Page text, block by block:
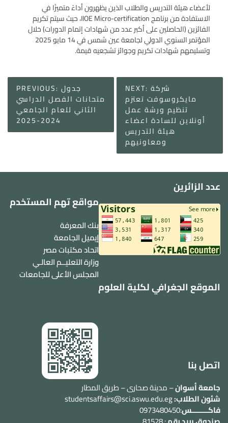
لأعضاء هيئة التدريس والطلاب الذين يظهرون أداءً متميزًا في
الاستفادة من برنامج IIOE Micro-certification، حيث سيتم تكريم
الفائزين (الحاصلين على أكبر عدد من شهادات إتمام الدورات) خلال
المؤتمر السنوي الدولي لجامعة عين شمس في 14 مايو 2025
وتسليمهم شهادات تكريم وجوائز تشجعيه قيمة.
Post
navigation
PREVIOUS: جدول
متحانات الفصل الدراسي
الثاني للعام الجامعي
2024-2025
NEXT: شركة
مايكروسوفت تعتزم
تنظيم ورشة عمل
أونلاين للسادة اعضاء
هيئة التدريس
ومعاونيهم
عدد الزائرين
مواقع تهم المستخدم
بنك المعرفة
إيميل الجامعة
اتحاد مكتبات مصر
وزارة التعليــم العالـي
المجلس الأعلى للجامعات
الموقع الجغرافي لكلية العلوم
اتصل بنا
جامعة أسوان– مدينة صحارى – طريق المطار
شئون الطلاب:studentsaffairs@sci.aswu.edu.eg
فاكــــــــس:0973480450